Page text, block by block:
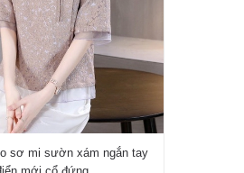
sơ mi sườn xám ngắn tay